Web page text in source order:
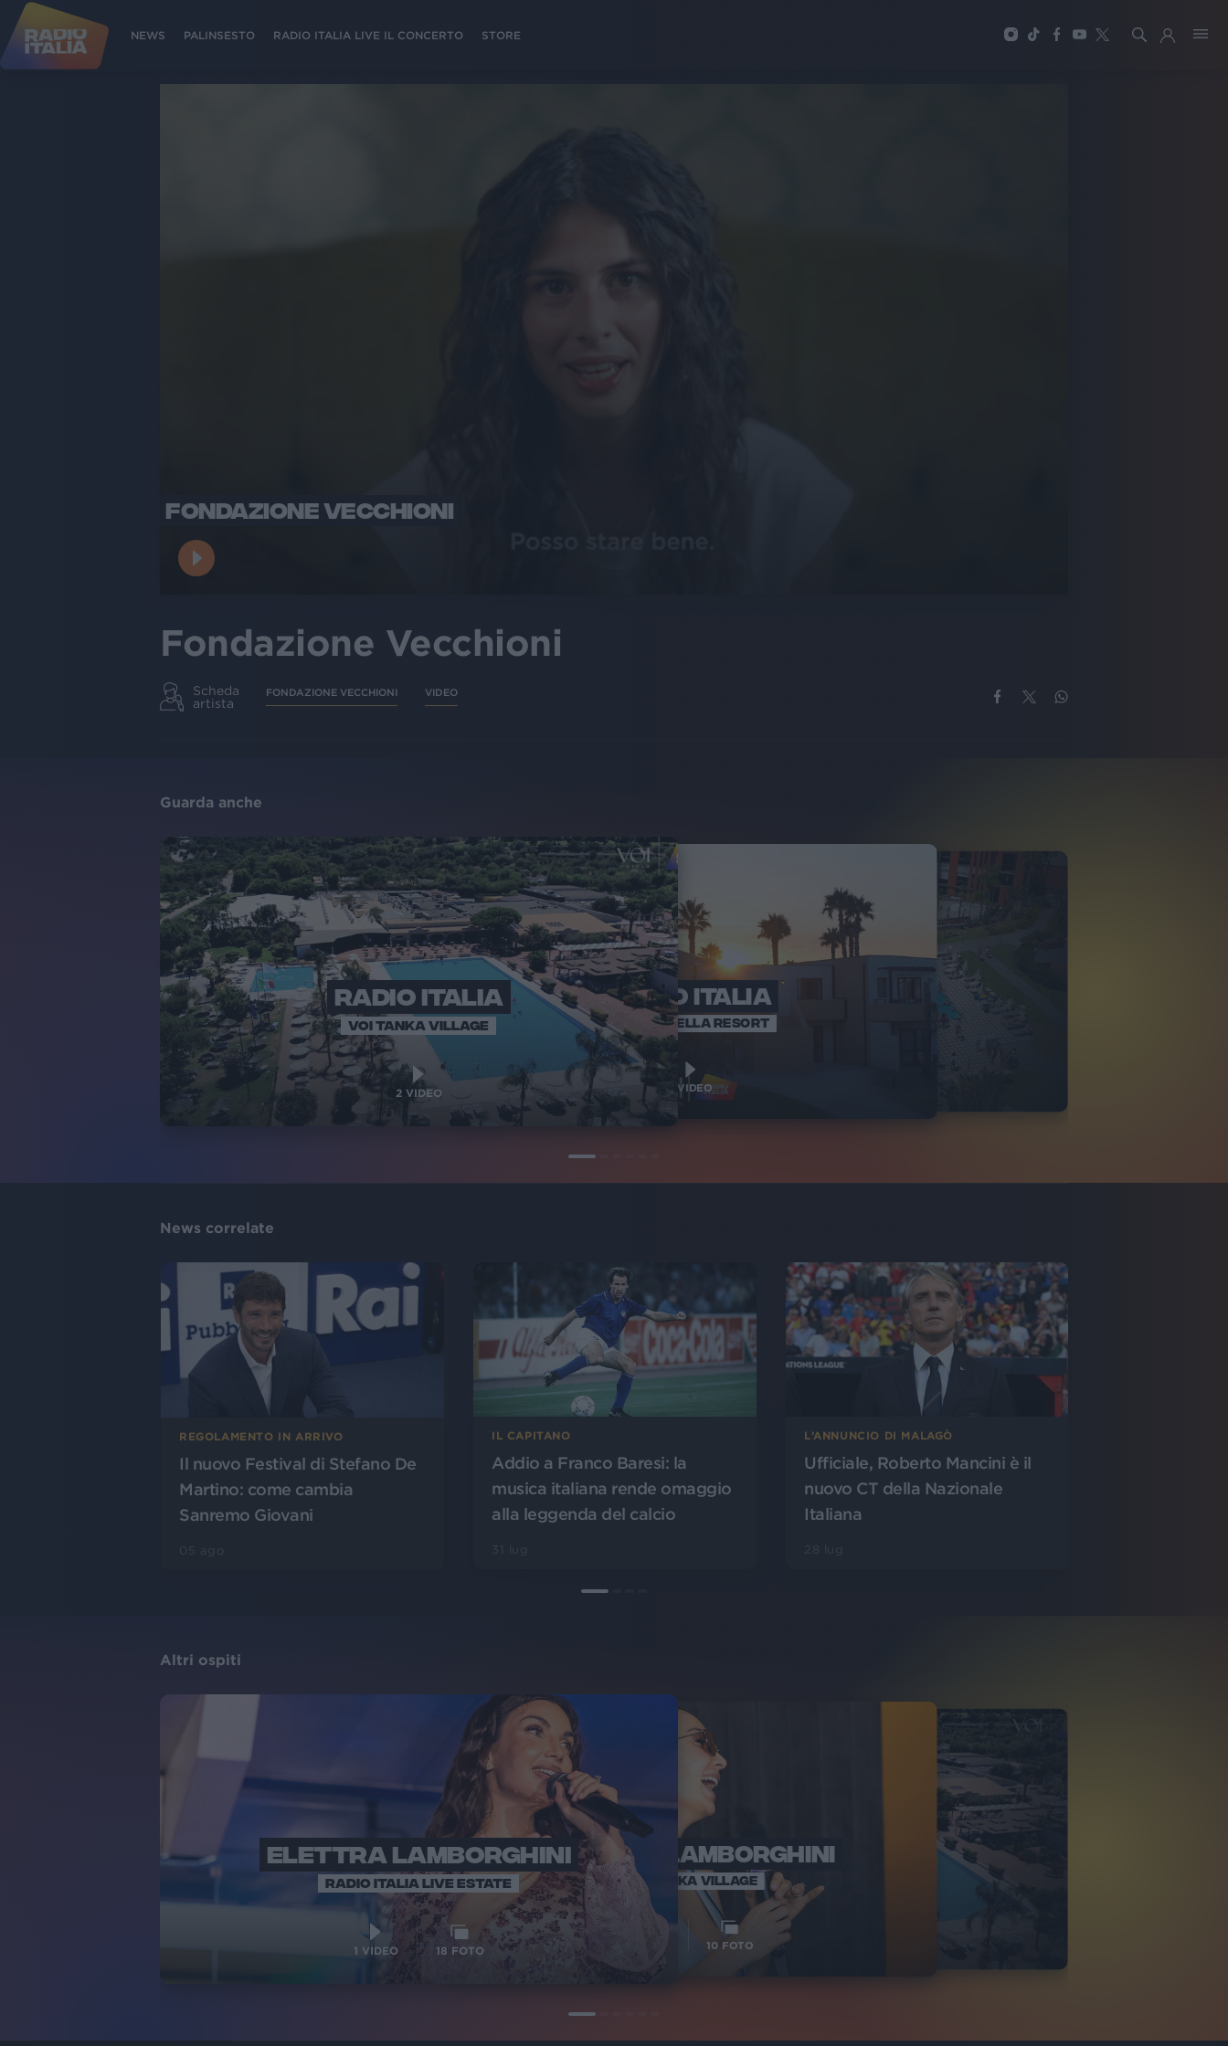
NEWS PALINSESTO RADIO ITALIA LIVE IL CONCERTO STORE
FONDAZIONE VECCHIONI
Fondazione Vecchioni
Scheda
artista
FONDAZIONE VECCHIONI VIDEO
Guarda anche
RADIO ITALIA
VOI TANKA VILLAGE
2VIDEO
RADIO ITALIA
VOI ARENELLA RESORT
VIDEO
RADIO ITALIA
BRAVO BAIA DI TINDARI 2026
News correlate
REGOLAMENTO IN ARRIVO
Il nuovo Festival di Stefano De
Martino: come cambia
Sanremo Giovani
IL CAPITANO
Addio a Franco Baresi: la
musica italiana rende omaggio
alla leggenda del calcio
L’ANNUNCIO DI MALAGÒ
Ufficiale, Roberto Mancini è il
nuovo CT della Nazionale
Italiana
Altri ospiti
ELETTRA LAMBORGHINI
RADIO ITALIA LIVE ESTATE
1 VIDEO 18 FOTO
ELETTRA LAMBORGHINI
VOI TANKA VILLAGE
10 FOTO
RADIO ITALIA
VOI TANKA VILLAGE